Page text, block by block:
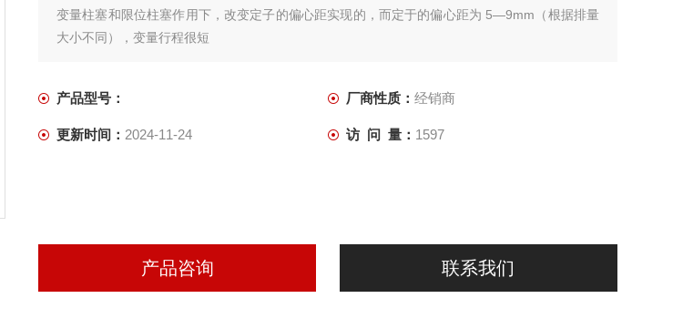
变量柱塞和限位柱塞作用下，改变定子的偏心距实现的，而定于的偏心距为 5—9mm（根据排量
大小不同），变量行程很短
产品型号： 厂商性质： 经销商
更新时间： 2024-11-24 访 问 量： 1597
产品咨询 联系我们